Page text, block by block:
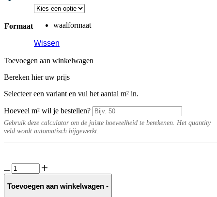
Formaat waalformaat
Wissen
Toevoegen aan winkelwagen
Bereken hier uw prijs
Selecteer een variant en vul het aantal m² in.
Hoeveel m² wil je bestellen?
Gebruik deze calculator om de juiste hoeveelheid te berekenen. Het quantity
veld wordt automatisch bijgewerkt.
Straatbaksteen
Romina
ongetrommeld
Toevoegen aan winkelwagen -